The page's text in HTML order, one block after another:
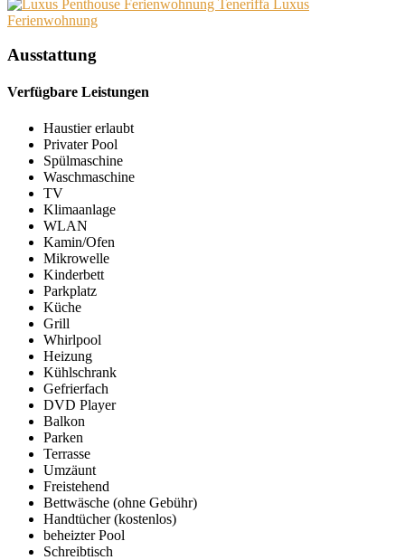
Ausstattung
Verfügbare Leistungen
Haustier erlaubt
Privater Pool
Spülmaschine
Waschmaschine
TV
Klimaanlage
WLAN
Kamin/Ofen
Mikrowelle
Kinderbett
Parkplatz
Küche
Grill
Whirlpool
Heizung
Kühlschrank
Gefrierfach
DVD Player
Balkon
Parken
Terrasse
Umzäunt
Freistehend
Bettwäsche (ohne Gebühr)
Handtücher (kostenlos)
beheizter Pool
Schreibtisch